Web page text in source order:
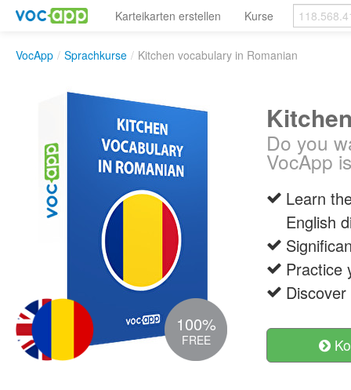
Karteikarten erstellen Kurse
VocApp / Sprachkurse / Kitchen vocabulary in Romanian
100%
FREE
Do you
VocApp
Learn
English
Practice